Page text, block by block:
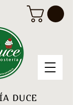
DUCE